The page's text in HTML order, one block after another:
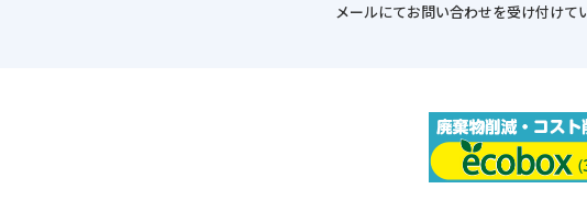
メールにてお問い合わせを受け付けて